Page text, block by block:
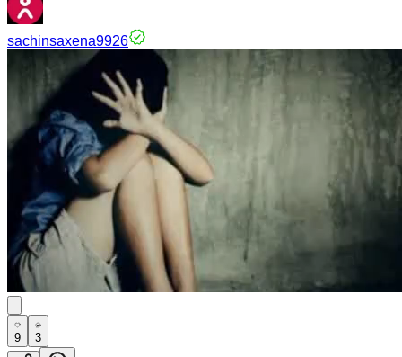
sachinsaxena9926
9 3